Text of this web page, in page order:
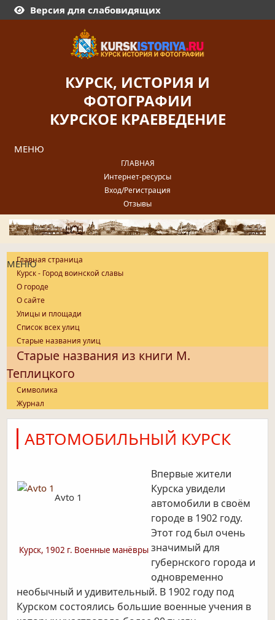
Версия для слабовидящих
КУРСК, ИСТОРИЯ И
ФОТОГРАФИИ
КУРСКОЕ КРАЕВЕДЕНИЕ
МЕНЮ
ГЛАВНАЯ
Интернет-ресурсы
Вход/Регистрация
Отзывы
МЕНЮ
Главная страница
Курск - Город воинской славы
О городе
О сайте
Улицы и площади
Список всех улиц
Старые названия улиц
Старые названия из книги М.
Теплицкого
Символика
Журнал
АВТОМОБИЛЬНЫЙ КУРСК
Avto 1
Курск, 1902 г. Военные манёвры
Впервые жители
Курска увидели
автомобили в своём
городе в 1902 году.
Этот год был очень
значимый для
губернского города и
одновременно
необычный и удивительный. В 1902 году под
Курском состоялись большие военные учения в